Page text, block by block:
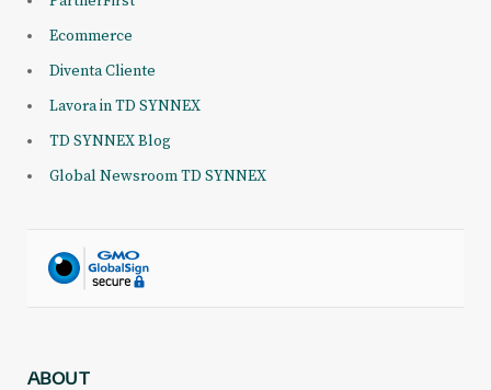
Ecommerce
Diventa Cliente
Lavora in TD SYNNEX
TD SYNNEX Blog
Global Newsroom TD SYNNEX
ABOUT